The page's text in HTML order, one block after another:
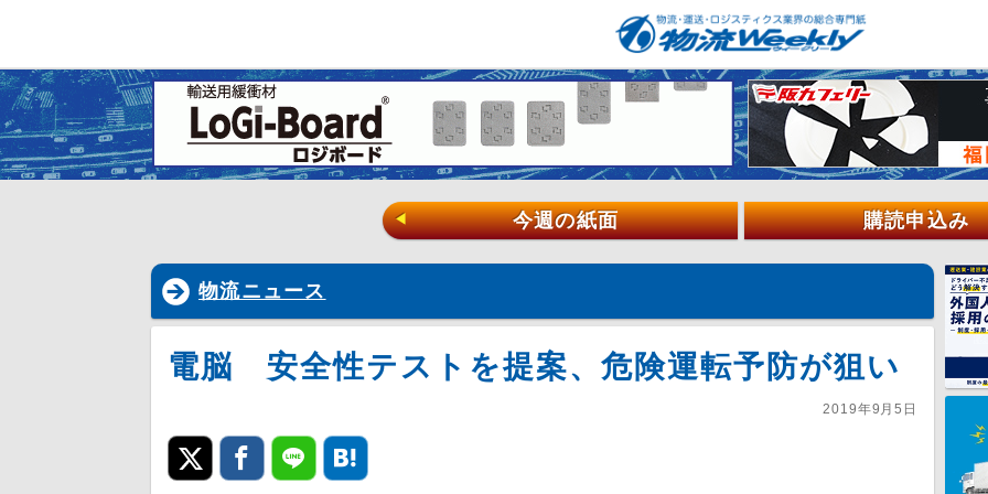
◀ 今週の紙面 購読申込み
物流ニュース
電脳 安全性テストを提案、危険運転予防が狙い
2019年9月5日